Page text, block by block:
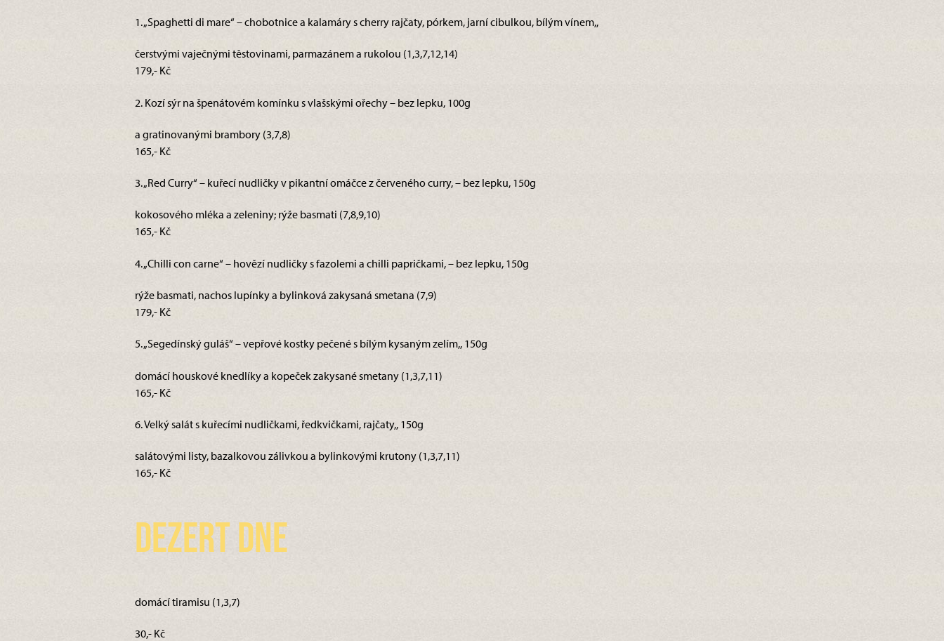
1. „Spaghetti di mare“ – chobotnice a kalamáry s cherry rajčaty, pórkem, jarní cibulkou, bílým vínem,,
čerstvými vaječnými těstovinami, parmazánem a rukolou (1,3,7,12,14)
179,- Kč
2. Kozí sýr na špenátovém komínku s vlašskými ořechy – bez lepku, 100g
a gratinovanými brambory (3,7,8)
165,- Kč
3. „Red Curry“ – kuřecí nudličky v pikantní omáčce z červeného curry, – bez lepku, 150g
kokosového mléka a zeleniny; rýže basmati (7,8,9,10)
165,- Kč
4. „Chilli con carne“ – hovězí nudličky s fazolemi a chilli papričkami, – bez lepku, 150g
rýže basmati, nachos lupínky a bylinková zakysaná smetana (7,9)
179,- Kč
5. „Segedínský guláš“ – vepřové kostky pečené s bílým kysaným zelím,, 150g
domácí houskové knedlíky a kopeček zakysané smetany (1,3,7,11)
165,- Kč
6. Velký salát s kuřecími nudličkami, ředkvičkami, rajčaty,, 150g
salátovými listy, bazalkovou zálivkou a bylinkovými krutony (1,3,7,11)
165,- Kč
Dezert dne
domácí tiramisu (1,3,7)
30,- Kč